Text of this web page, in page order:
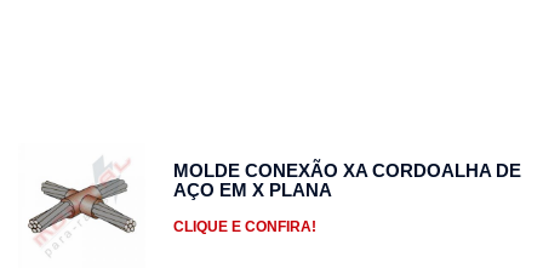
MOLDE CONEXÃO XA CORDOALHA DE
AÇO EM X PLANA
CLIQUE E CONFIRA!